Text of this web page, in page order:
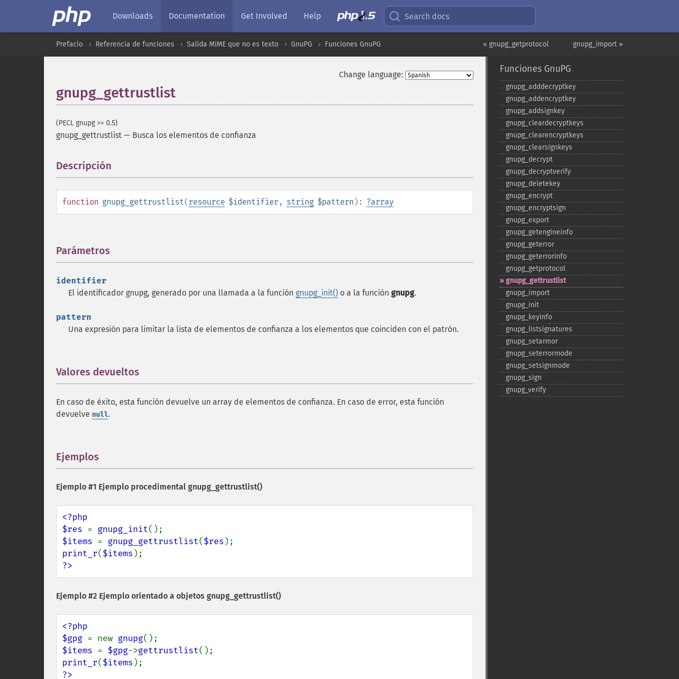
Downloads Documentation Get Involved Help Search docs
gnupg_import »
« gnupg_getprotocol
Prefacio Referencia de funciones Salida MIME que no es texto GnuPG Funciones GnuPG
Change language:
gnupg_gettrustlist
(PECL gnupg >= 0.5)
gnupg_gettrustlist — Busca los elementos de confianza
Descripción
function gnupg_gettrustlist(resource $identifier, string $pattern ): ?array
Parámetros
identifier
El identificador gnupg, generado por una llamada a la función gnupg_init() o a la función gnupg.
pattern
Una expresión para limitar la lista de elementos de confianza a los elementos que coinciden con el patrón.
Valores devueltos
En caso de éxito, esta función devuelve un array de elementos de confianza. En caso de error, esta función
devuelve null.
Ejemplos
Ejemplo #1 Ejemplo procedimental gnupg_gettrustlist()
<?php
$res = gnupg_init
$items = gnupg_gettrustlist($res
print_r($items
?>
Ejemplo #2 Ejemplo orientado a objetos gnupg_gettrustlist()
<?php
$gpg = new gnupg
$items = $gpg->gettrustlist
print_r($items
?>
Funciones GnuPG
gnupg_​adddecryptkey
gnupg_​addencryptkey
gnupg_​addsignkey
gnupg_​cleardecryptkeys
gnupg_​clearencryptkeys
gnupg_​clearsignkeys
gnupg_​decrypt
gnupg_​decryptverify
gnupg_​deletekey
gnupg_​encrypt
gnupg_​encryptsign
gnupg_​export
gnupg_​getengineinfo
gnupg_​geterror
gnupg_​geterrorinfo
gnupg_​getprotocol
gnupg_​gettrustlist
gnupg_​import
gnupg_​init
gnupg_​keyinfo
gnupg_​listsignatures
gnupg_​setarmor
gnupg_​seterrormode
gnupg_​setsignmode
gnupg_​sign
gnupg_​verify